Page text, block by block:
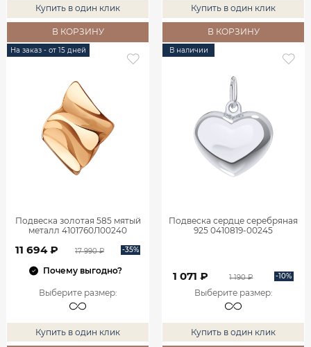
Купить в один клик
В КОРЗИНУ
Купить в один клик
В КОРЗИНУ
На заказ - от 15 дней
Подвеска золотая 585 мятый
металл 4101760Л00240
11 694 ₽ 17 990 ₽ -35%
Почему выгодно?
Выберите размер:
Купить в один клик
В наличии
Подвеска сердце серебряная
925 0410819-00245
1 071 ₽ 1 190 ₽ -10%
Выберите размер:
Купить в один клик